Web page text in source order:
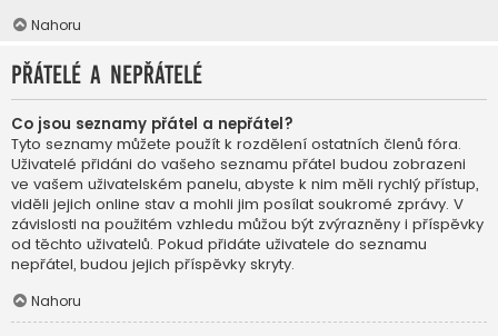
Nahoru
Přátelé a nepřátelé
Co jsou seznamy přátel a nepřátel?
Tyto seznamy můžete použít k rozdělení ostatních členů fóra.
Uživatelé přidáni do vašeho seznamu přátel budou zobrazeni
ve vašem uživatelském panelu, abyste k nim měli rychlý přístup,
viděli jejich online stav a mohli jim posílat soukromé zprávy. V
závislosti na použitém vzhledu můžou být zvýrazněny i příspěvky
od těchto uživatelů. Pokud přidáte uživatele do seznamu
nepřátel, budou jejich příspěvky skryty.
Nahoru